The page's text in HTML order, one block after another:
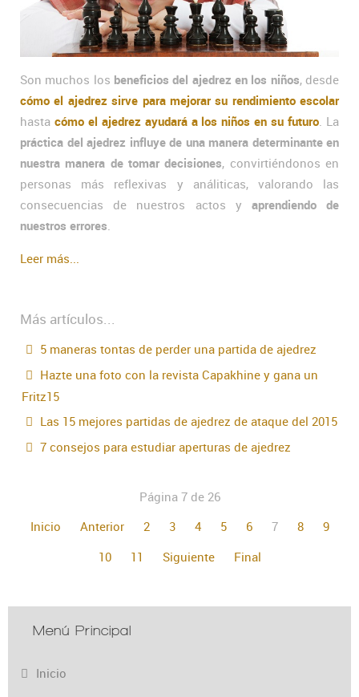
Son muchos los beneficios del ajedrez en los niños, desde
cómo el ajedrez sirve para mejorar su rendimiento escolar
hasta cómo el ajedrez ayudará a los niños en su futuro . La
práctica del ajedrez influye de una manera determinante en
nuestra manera de tomar decisiones, convirtiéndonos en
personas más reflexivas y análiticas, valorando las
consecuencias de nuestros actos y aprendiendo de
nuestros errores
Leer más...
Más artículos...
5 maneras tontas de perder una partida de ajedrez
Hazte una foto con la revista Capakhine y gana un
Fritz15
Las 15 mejores partidas de ajedrez de ataque del 2015
7 consejos para estudiar aperturas de ajedrez
Página 7 de 26
Inicio
Anterior 2 3 4 5 6 7 8
9
10
11 Siguiente Final
Menú Principal
Inicio